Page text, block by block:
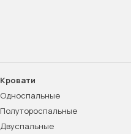
Кровати
Односпальные
Полутороспальные
Двуспальные